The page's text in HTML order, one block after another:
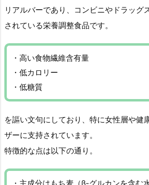
リアルバーであり、コンビニやドラッグ
されている栄養調整食品です。
・高い食物繊維含有量
・低カロリー
・低糖質
を謳い文句にしており、特に女性層や健
ザーに支持されています。
特徴的な点は以下の通り。
・主成分はもち麦（β-グルカンを含む